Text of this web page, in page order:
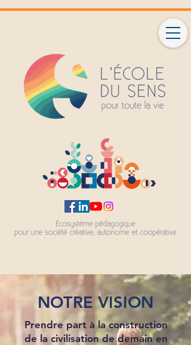
NOTRE VISION
Prendre part à la construction
de la civilisation de demain en